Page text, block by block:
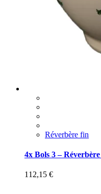
Réverbère fin
4x Bols 3 –
112,15 €